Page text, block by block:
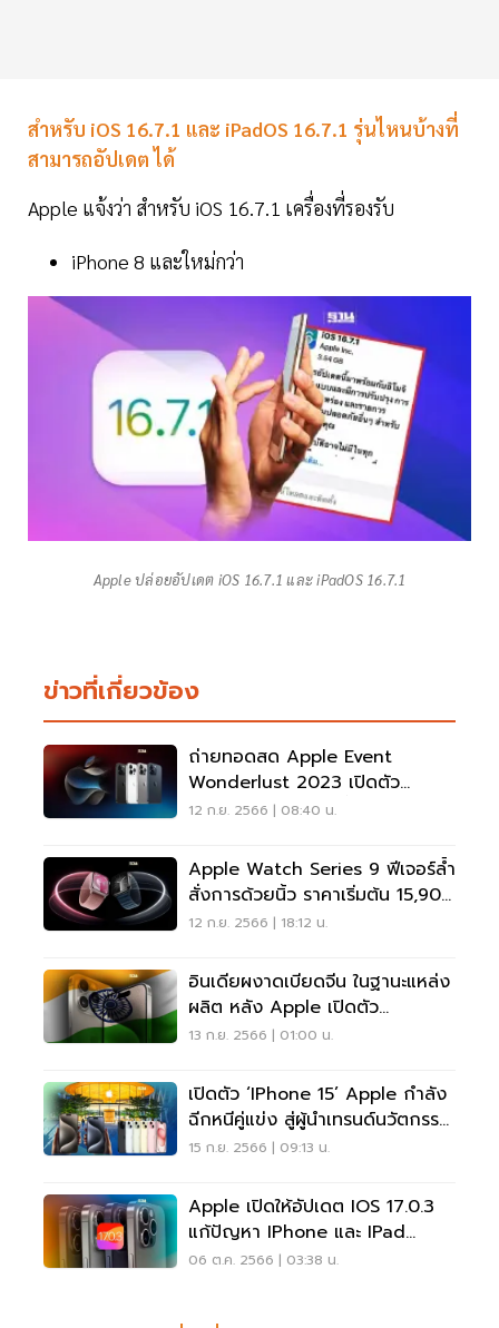
สำหรับ iOS 16.7.1 และ iPadOS 16.7.1 รุ่นไหนบ้างที่
สามารถอัปเดต ได้
Apple แจ้งว่า สำหรับ iOS 16.7.1 เครื่องที่รองรับ
iPhone 8 และใหม่กว่า
Apple ปล่อยอัปเดต iOS 16.7.1 และ iPadOS 16.7.1
ข่าวที่เกี่ยวข้อง
ถ่ายทอดสด Apple Event
Wonderlust 2023 เปิดตัว
IPhone 15 เที่ยงคืนนี้
12 ก.ย. 2566 | 08:40 น.
Apple Watch Series 9 ฟีเจอร์ล้ำ
สั่งการด้วยนิ้ว ราคาเริ่มต้น 15,900
บาท
12 ก.ย. 2566 | 18:12 น.
อินเดียผงาดเบียดจีน ในฐานะแหล่ง
ผลิต หลัง Apple เปิดตัว
IPhone15
13 ก.ย. 2566 | 01:00 น.
เปิดตัว ‘iPhone 15’ Apple กำลัง
ฉีกหนีคู่แข่ง สู่ผู้นำเทรนด์นวัตกรรม
รักษ์โลก
15 ก.ย. 2566 | 09:13 น.
Apple เปิดให้อัปเดต IOS 17.0.3
แก้ปัญหา IPhone และ IPad
เครื่องร้อน
06 ต.ค. 2566 | 03:38 น.